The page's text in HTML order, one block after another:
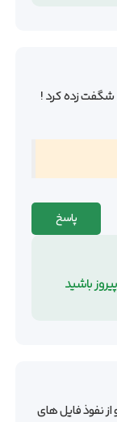
زده کرد !
پاسخ
باشید
نفوذ فایل های